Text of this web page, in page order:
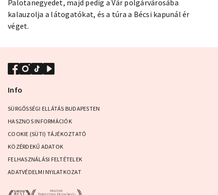
Palotanegyedet, majd pedig a Vár polgárvárosába
kalauzolja a látogatókat, és a túra a Bécsi kapunál ér
véget.
Info
SÜRGŐSSÉGI ELLÁTÁS BUDAPESTEN
HASZNOS INFORMÁCIÓK
COOKIE (SÜTI) TÁJÉKOZTATÓ
KÖZÉRDEKŰ ADATOK
FELHASZNÁLÁSI FELTÉTELEK
ADATVÉDELMI NYILATKOZAT